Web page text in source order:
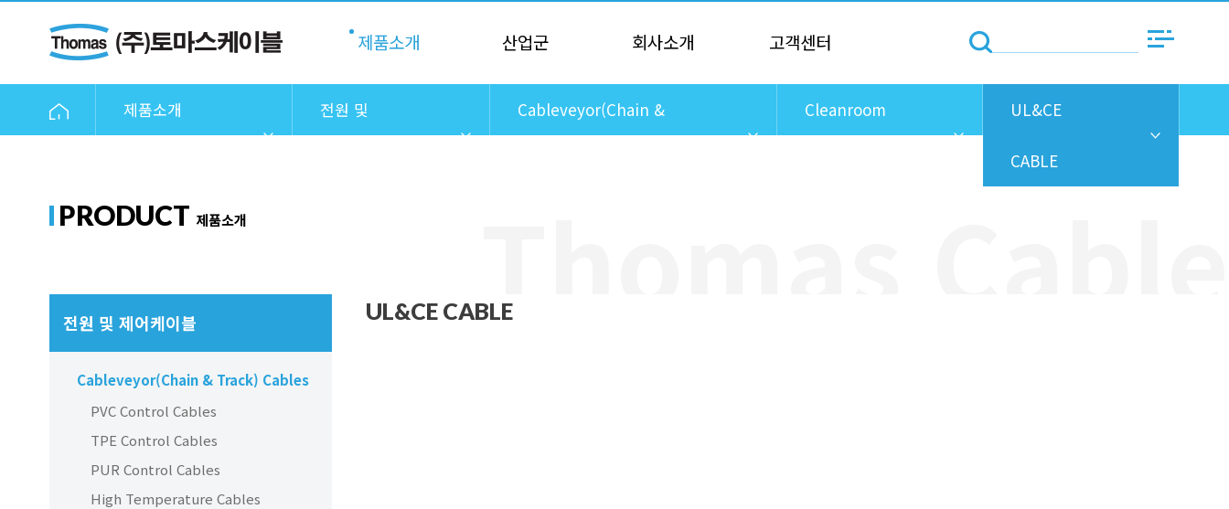
제품소개 산업군 회사소개 고객센터
제품소개 전원 및 Cableveyor(Chain & Cleanroom UL&CE
CABLE
PRODUCT 제품소개
전원 및 제어케이블
Cableveyor(Chain & Track) Cables
PVC Control Cables
TPE Control Cables
PUR Control Cables
High Temperature Cables
UL&CE CABLE